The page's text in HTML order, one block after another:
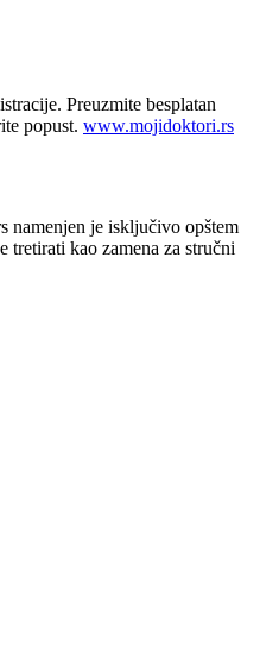
Preuzmite besplatan
popust. www.mojidoktori.rs
namenjen je isključivo opštem
tretirati kao zamena za stručni